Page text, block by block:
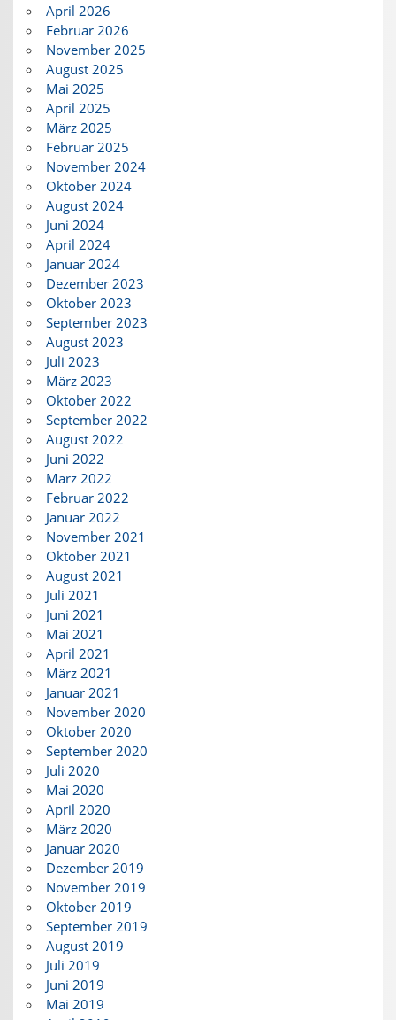
April 2026
Februar 2026
November 2025
August 2025
Mai 2025
April 2025
März 2025
Februar 2025
November 2024
Oktober 2024
August 2024
Juni 2024
April 2024
Januar 2024
Dezember 2023
Oktober 2023
September 2023
August 2023
Juli 2023
März 2023
Oktober 2022
September 2022
August 2022
Juni 2022
März 2022
Februar 2022
Januar 2022
November 2021
Oktober 2021
August 2021
Juli 2021
Juni 2021
Mai 2021
April 2021
März 2021
Januar 2021
November 2020
Oktober 2020
September 2020
Juli 2020
Mai 2020
April 2020
März 2020
Januar 2020
Dezember 2019
November 2019
Oktober 2019
September 2019
August 2019
Juli 2019
Juni 2019
Mai 2019